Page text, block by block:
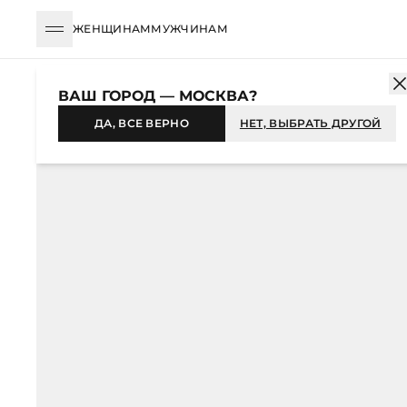
ЖЕНЩИНАММУЖЧИНАМ
ОЧКИ
ВАШ ГОРОД — МОСКВА?
ДА, ВСЕ ВЕРНО НЕТ, ВЫБРАТЬ ДРУГОЙ